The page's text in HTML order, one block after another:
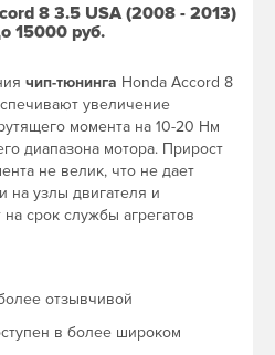
8 3.5 USA (2008 - 2013)
15000 руб.
чип-тюнинга Honda Accord 8
увеличение
момента на 10-20 Нм
диапазона мотора. Прирост
не велик, что не дает
на узлы двигателя и
срок службы агрегатов
отзывчивой
в более широком